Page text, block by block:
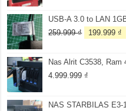
4.399.999
USB-A 3.0 to LAN
259.999₫
Giá
259.999 ₫.
199.999 ₫
Nas Alrit C3538, Ram
4.999.999 ₫
NAS STARBILAS